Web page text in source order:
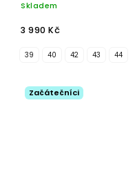
Skladem
3 990 Kč
39 40 42 43 44
Začátečníci